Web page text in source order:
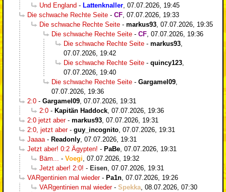
Und England - Lattenknaller 07.07.2026, 19:45
Die schwache Rechte Seite - CF 07.07.2026, 19:33
Die schwache Rechte Seite - markus93 07.07.2026, 19:35
Die schwache Rechte Seite - CF 07.07.2026, 19:36
Die schwache Rechte Seite - markus93
07.07.2026, 19:42
Die schwache Rechte Seite - quincy123
07.07.2026, 19:40
Die schwache Rechte Seite - Gargamel09
07.07.2026, 19:36
2:0 - Gargamel09 07.07.2026, 19:31
2:0 - Kapitän Haddock 07.07.2026, 19:36
2:0 jetzt aber- markus93 07.07.2026, 19:31
2:0, jetzt aber- guy_incognito 07.07.2026, 19:31
Jaaaa - Readonly 07.07.2026, 19:31
Jetzt aber! 0:2 Ägypten! - PaBe 07.07.2026, 19:31
Bäm...
- Voegi 07.07.2026, 19:32
Jetzt aber! 2:0! - Eisen 07.07.2026, 19:31
VARgentinien mal wieder- Pa1n 07.07.2026, 19:26
VARgentinien mal wieder- Spekka 08.07.2026, 07:30